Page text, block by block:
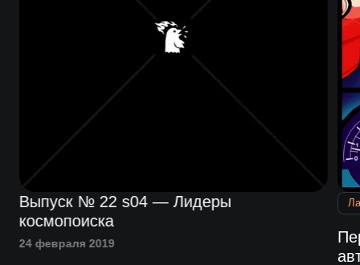
Выпуск № 22 s04 — Лидеры
космопоиска
24 февраля 2019